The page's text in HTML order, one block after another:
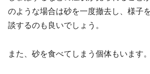
のような場合は砂を一度撤去し、様子
談するのも良いでしょう。
また、砂を食べてしまう個体もいます。